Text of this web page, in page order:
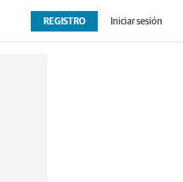
REGISTRO Iniciar sesión